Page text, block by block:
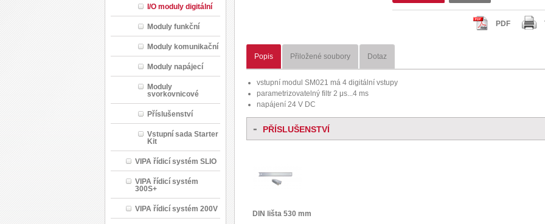
I/O moduly digitální
Moduly funkční
Moduly komunikační
Moduly napájecí
Moduly
svorkovnicové
Příslušenství
Vstupní sada Starter
Kit
VIPA řídicí systém SLIO
VIPA řídicí systém
300S+
VIPA řídicí systém 200V
PDF
Popis Přiložené soubory Dotaz
vstupní modul SM021 má 4 digitální vstupy
parametrizovatelný filtr 2 μs...4 ms
napájení 24 V DC
- PŘÍSLUŠENSTVÍ
DIN lišta 530 mm